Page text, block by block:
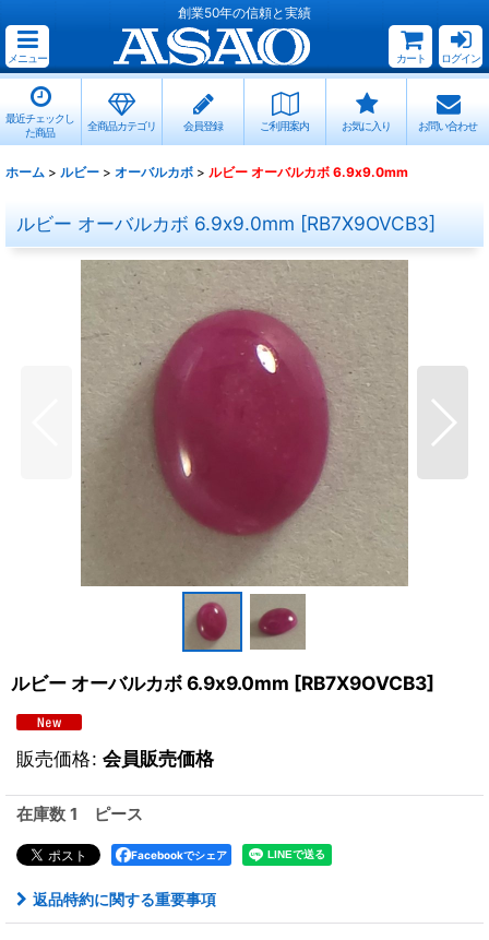
創業50年の信頼と実績
メニュー カート ログイン
最近チェックし
た商品
全商品カテゴリ 会員登録 ご利用案内 お気に入り お問い合わせ
ホーム > ルビー > オーバルカボ > ルビー オーバルカボ 6.9x9.0mm
ルビー オーバルカボ 6.9x9.0mm [RB7X9OVCB3]
ルビー オーバルカボ 6.9x9.0mm [RB7X9OVCB3]
販売価格: 会員販売価格
在庫数 1 ピース
Facebookでシェア
返品特約に関する重要事項